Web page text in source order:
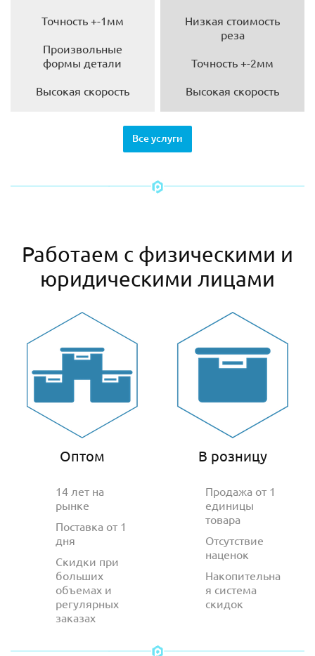
Точность +-1мм
Произвольные
формы детали
Высокая скорость
Низкая стоимость
реза
Точность +-2мм
Высокая скорость
Все услуги
Работаем с физическими и
юридическими лицами
Оптом
14 лет на
рынке
Поставка от 1
дня
Скидки при
больших
объемах и
регулярных
заказах
В розницу
Продажа от 1
единицы
товара
Отсутствие
наценок
Накопительна
я система
скидок